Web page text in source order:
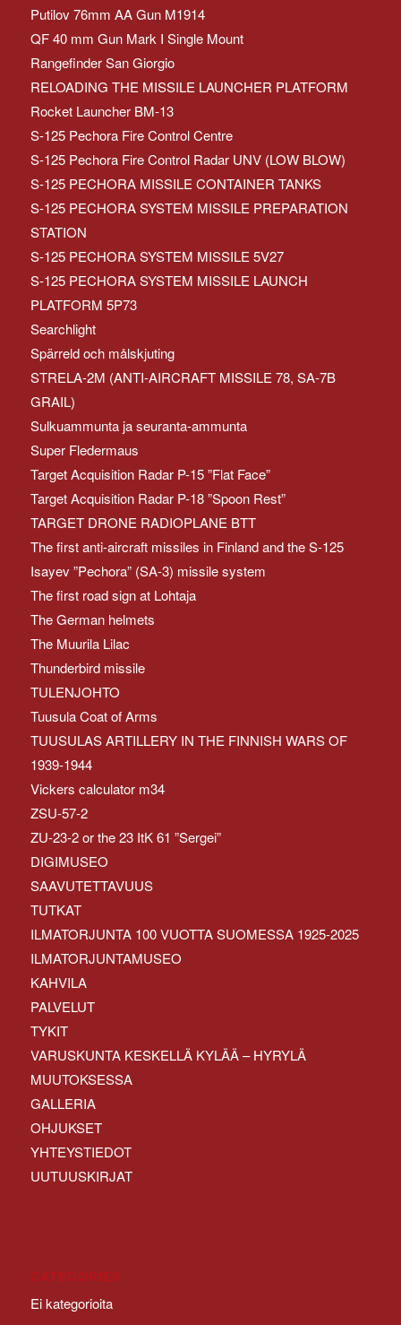
Putilov 76mm AA Gun M1914
QF 40 mm Gun Mark I Single Mount
Rangefinder San Giorgio
RELOADING THE MISSILE LAUNCHER PLATFORM
Rocket Launcher BM-13
S-125 Pechora Fire Control Centre
S-125 Pechora Fire Control Radar UNV (LOW BLOW)
S-125 PECHORA MISSILE CONTAINER TANKS
S-125 PECHORA SYSTEM MISSILE PREPARATION
STATION
S-125 PECHORA SYSTEM MISSILE 5V27
S-125 PECHORA SYSTEM MISSILE LAUNCH
PLATFORM 5P73
Searchlight
Spärreld och målskjuting
STRELA-2M (ANTI-AIRCRAFT MISSILE 78, SA-7B
GRAIL)
Sulkuammunta ja seuranta-ammunta
Super Fledermaus
Target Acquisition Radar P-15 ”Flat Face”
Target Acquisition Radar P-18 ”Spoon Rest”
TARGET DRONE RADIOPLANE BTT
The first anti-aircraft missiles in Finland and the S-125
Isayev ”Pechora” (SA-3) missile system
The first road sign at Lohtaja
The German helmets
The Muurila Lilac
Thunderbird missile
TULENJOHTO
Tuusula Coat of Arms
TUUSULAS ARTILLERY IN THE FINNISH WARS OF
1939-1944
Vickers calculator m34
ZSU-57-2
ZU-23-2 or the 23 ItK 61 ”Sergei”
DIGIMUSEO
SAAVUTETTAVUUS
TUTKAT
ILMATORJUNTA 100 VUOTTA SUOMESSA 1925-2025
ILMATORJUNTAMUSEO
KAHVILA
PALVELUT
TYKIT
VARUSKUNTA KESKELLÄ KYLÄÄ – HYRYLÄ
MUUTOKSESSA
GALLERIA
OHJUKSET
YHTEYSTIEDOT
UUTUUSKIRJAT
CATEGORIES
Ei kategorioita